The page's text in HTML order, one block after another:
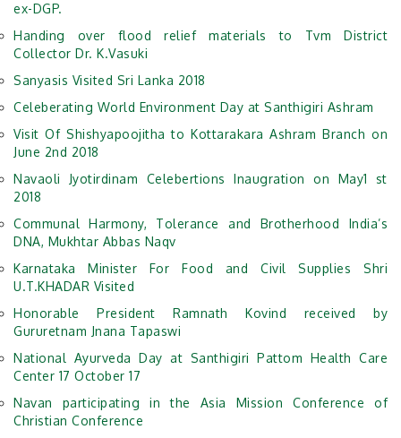
ex-DGP.
Handing over flood relief materials to Tvm District
Collector Dr. K.Vasuki
Sanyasis Visited Sri Lanka 2018
Celeberating World Environment Day at Santhigiri Ashram
Visit Of Shishyapoojitha to Kottarakara Ashram Branch on
June 2nd 2018
Navaoli Jyotirdinam Celebertions Inaugration on May1 st
2018
Communal Harmony, Tolerance and Brotherhood India’s
DNA, Mukhtar Abbas Naqv
Karnataka Minister For Food and Civil Supplies Shri
U.T.KHADAR Visited
Honorable President Ramnath Kovind received by
Gururetnam Jnana Tapaswi
National Ayurveda Day at Santhigiri Pattom Health Care
Center 17 October 17
Navan participating in the Asia Mission Conference of
Christian Conference